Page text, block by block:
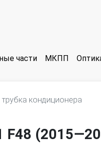
части МКПП
трубка кондиционера
F48